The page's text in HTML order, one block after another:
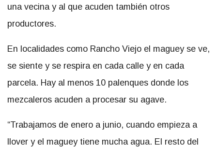
una vecina y al que acuden también otros
productores.
En localidades como Rancho Viejo el maguey se ve,
se siente y se respira en cada calle y en cada
parcela. Hay al menos 10 palenques donde los
mezcaleros acuden a procesar su agave.
“Trabajamos de enero a junio, cuando empieza a
llover y el maguey tiene mucha agua. El resto del